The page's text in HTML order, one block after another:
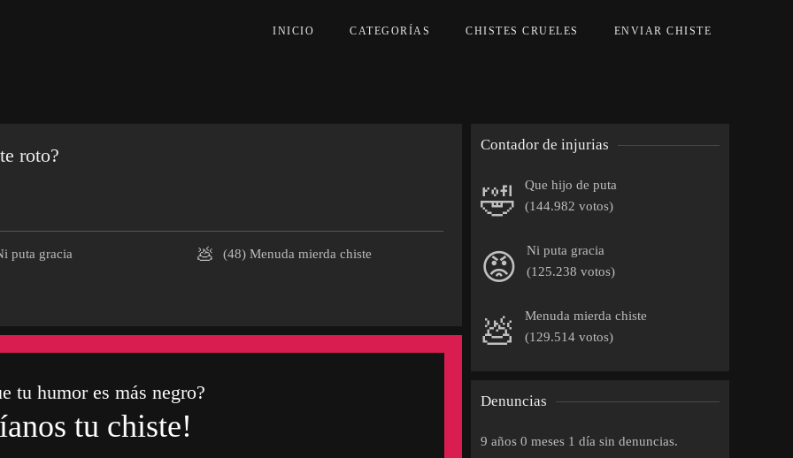
INICIO CATEGORÍAS CHISTES CRUELES ENVIAR CHISTE
roto?
puta gracia 💩 (48)Menuda mierda chiste
tu humor es más negro?
tu chiste!
Contador de injurias
🤣
Que hijo de puta
(144.982 votos)
😡
Ni puta gracia
(125.238 votos)
💩
Menuda mierda chiste
(129.514 votos)
Denuncias
9 años 0 meses 1 día sin denuncias.